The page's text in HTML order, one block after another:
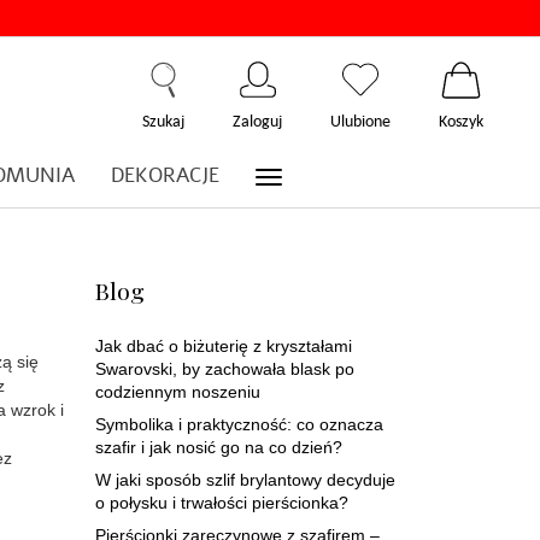
Szukaj Zaloguj Ulubione Koszyk
DEKORACJE
się
wzrok i
Blog
Jak dbać o biżuterię z kryształami
Swarovski, by zachowała blask po
codziennym noszeniu
Symbolika i praktyczność: co oznacza
szafir i jak nosić go na co dzień?
W jaki sposób szlif brylantowy decyduje
o połysku i trwałości pierścionka?
Pierścionki zaręczynowe z szafirem –